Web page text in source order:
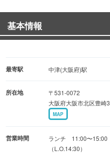
愉しみいただけます。
基本情報
最寄駅 中津(大阪府)駅
所在地
〒531-0072
大阪府大阪市北区豊崎
MAP
営業時間
ランチ 11:00〜15:00
（L.O.14:30）